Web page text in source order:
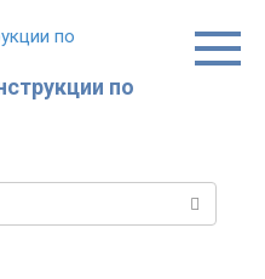
по